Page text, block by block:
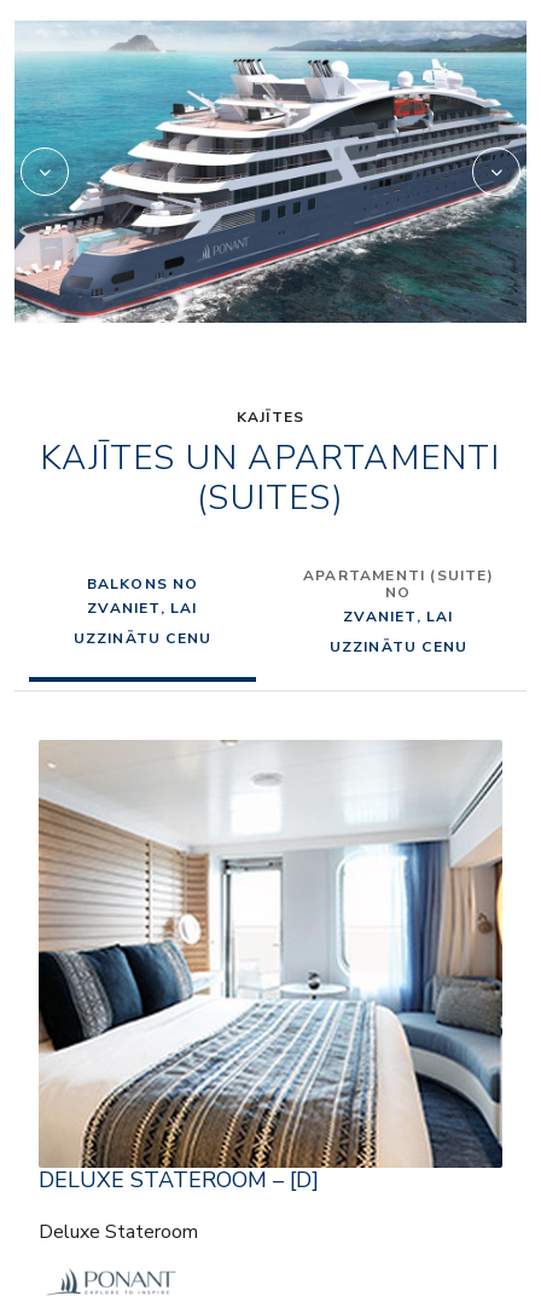
Le Dumont D’urville
KAJĪTES
KAJĪTES UN APARTAMENTI
(SUITES)
BALKONS NO
ZVANIET, LAI
UZZINĀTU CENU
APARTAMENTI (SUITE)
NO
ZVANIET, LAI
UZZINĀTU CENU
DELUXE STATEROOM – [D]
Deluxe Stateroom